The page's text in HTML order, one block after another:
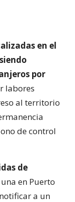
en el
por
labores
al territorio
de control
de
una en Puerto
a un